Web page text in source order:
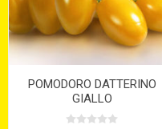
POMODORO DATTERINO
GIALLO